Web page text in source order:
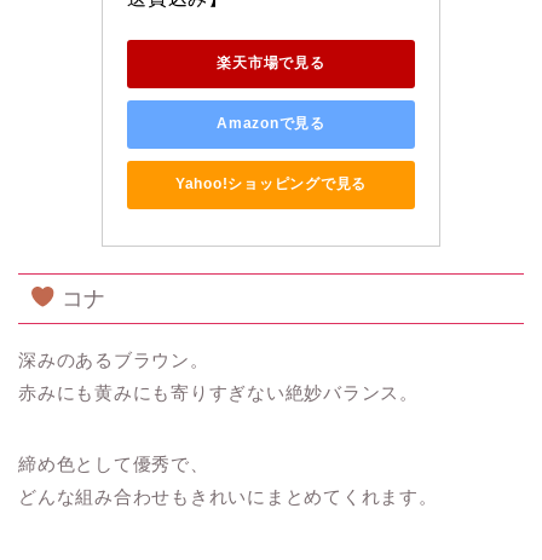
楽天市場で見る
Amazonで見る
Yahoo!ショッピングで見る
コナ
深みのあるブラウン。
赤みにも黄みにも寄りすぎない絶妙バランス。
締め色として優秀で、
どんな組み合わせもきれいにまとめてくれます。